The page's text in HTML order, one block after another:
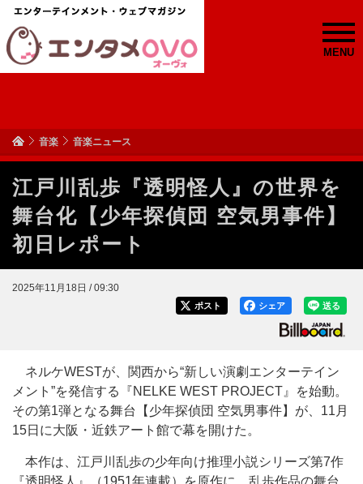
MENU
音楽 音楽ニュース
江戸川乱歩『透明怪人』の世界を
舞台化【少年探偵団 空気男事件】
初日レポート
2025年11月18日 / 09:30
送る
シェア
ポスト
ネルケWESTが、関西から“新しい演劇エンターテイン
メント”を発信する『NELKE WEST PROJECT』を始動。
その第1弾となる舞台【少年探偵団 空気男事件】が、11月
15日に大阪・近鉄アート館で幕を開けた。
本作は、江戸川乱歩の少年向け推理小説シリーズ第7作
『透明怪人』（1951年連載）を原作に、乱歩作品の舞台